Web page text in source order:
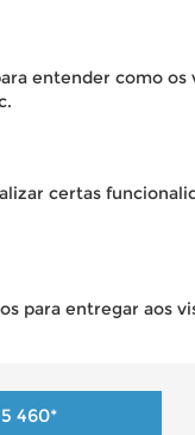
entender como
certas
para entregar aos
460*